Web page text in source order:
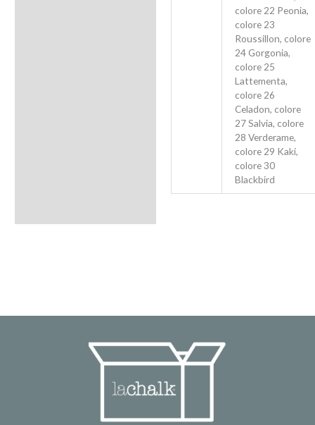
colore 22 Peonia,
colore 23
Roussillon, colore
24 Gorgonia,
colore 25
Lattementa,
colore 26
Celadon, colore
27 Salvia, colore
28 Verderame,
colore 29 Kaki,
colore 30
Blackbird